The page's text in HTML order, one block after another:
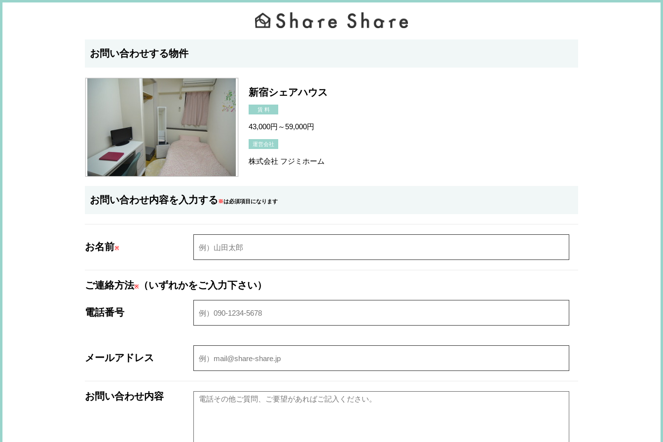
お問い合わせする物件
新宿シェアハウス
賃 料
43,000円～59,000円
運営会社
株式会社 フジミホーム
お問い合わせ内容を入力する※は必須項目になります
お名前※
ご連絡方法※ （いずれかをご入力下さい）
電話番号
メールアドレス
お問い合わせ内容